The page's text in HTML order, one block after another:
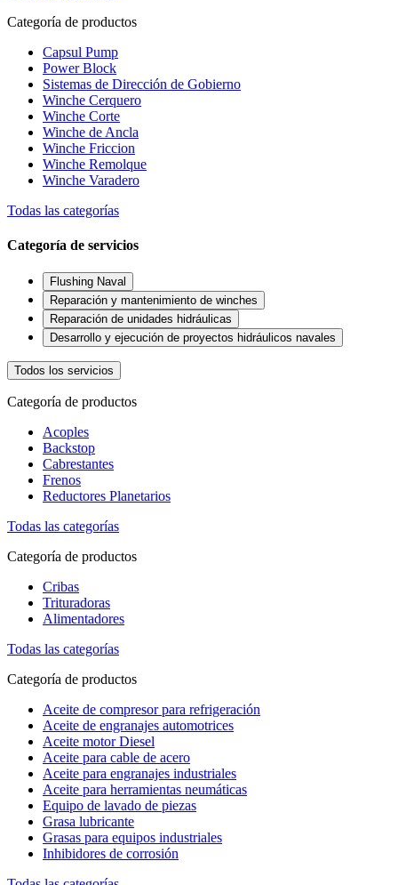
Categoría de productos
Capsul Pump
Power Block
Sistemas de Dirección de Gobierno
Winche Cerquero
Winche Corte
Winche de Ancla
Winche Friccion
Winche Remolque
Winche Varadero
Todas las categorías
Categoría de servicios
Flushing Naval
Reparación y mantenimiento de winches
Reparación de unidades hidráulicas
Desarrollo y ejecución de proyectos hidráulicos navales
Todos los servicios
Categoría de productos
Acoples
Backstop
Cabrestantes
Frenos
Reductores Planetarios
Todas las categorías
Categoría de productos
Cribas
Trituradoras
Alimentadores
Todas las categorías
Categoría de productos
Aceite de compresor para refrigeración
Aceite de engranajes automotrices
Aceite motor Diesel
Aceite para cable de acero
Aceite para engranajes industriales
Aceite para herramientas neumáticas
Equipo de lavado de piezas
Grasa lubricante
Grasas para equipos industriales
Inhibidores de corrosión